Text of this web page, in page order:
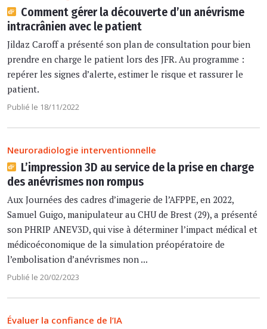
Comment gérer la découverte d’un anévrisme
intracrânien avec le patient
Jildaz Caroff a présenté son plan de consultation pour bien
prendre en charge le patient lors des JFR. Au programme :
repérer les signes d’alerte, estimer le risque et rassurer le
patient.
Publié le 18/11/2022
Neuroradiologie interventionnelle
L’impression 3D au service de la prise en charge
des anévrismes non rompus
Aux Journées des cadres d’imagerie de l’AFPPE, en 2022,
Samuel Guigo, manipulateur au CHU de Brest (29), a présenté
son PHRIP ANEV3D, qui vise à déterminer l’impact médical et
médicoéconomique de la simulation préopératoire de
l’embolisation d’anévrismes non ...
Publié le 20/02/2023
Évaluer la confiance de l’IA